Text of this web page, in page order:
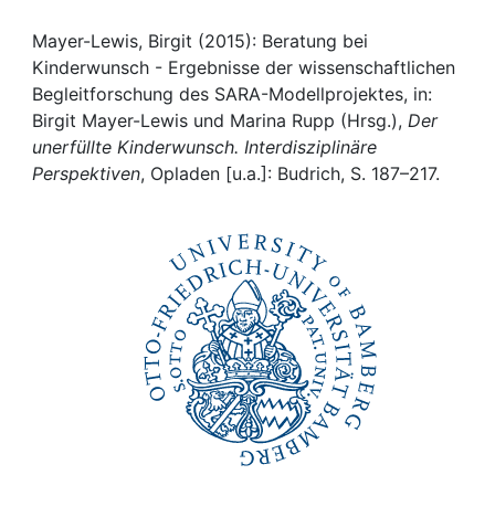
My FIS
Help
Mayer-Lewis, Birgit (2015): Beratung bei
Kinderwunsch - Ergebnisse der wissenschaftlichen
Begleitforschung des SARA-Modellprojektes, in:
Birgit Mayer-Lewis und Marina Rupp (Hrsg.), Der
unerfüllte Kinderwunsch. Interdisziplinäre
Perspektiven, Opladen [u.a.]: Budrich, S. 187–217.